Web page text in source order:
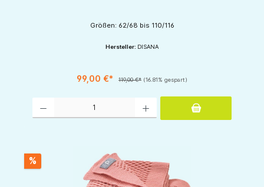
Größen: 62/68 bis 110/116
Hersteller: DISANA
99,00 €* 119,00 €* (16.81% gespart)
%